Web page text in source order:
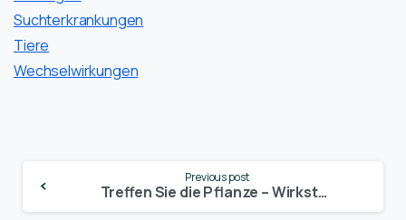
Suchterkrankungen
Tiere
Wechselwirkungen
Reading
Previous post
Treffen Sie die Pflanze – Wirkstoffe in Cannabis